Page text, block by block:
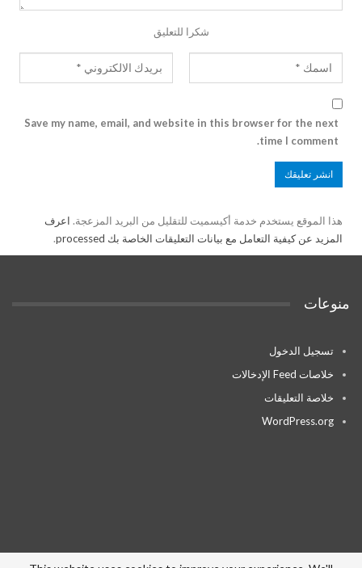
شكرا للتعليق
Save my name, email, and website in this browser for the next
time I comment.
هذا الموقع يستخدم خدمة أكيسميت للتقليل من البريد المزعجة. اعرف
المزيد عن كيفية التعامل مع بيانات التعليقات الخاصة بك processed
.
منوعات
تسجيل الدخول
خلاصات Feed الإدخالات
خلاصة التعليقات
WordPress.org